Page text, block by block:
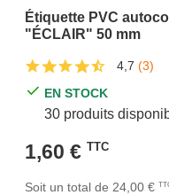
Étiquette PVC
"ÉCLAIR" 50 mm
4,7 (3)
EN STOCK
30 produits
1,60 € TTC
Soit un total de 24,00 €